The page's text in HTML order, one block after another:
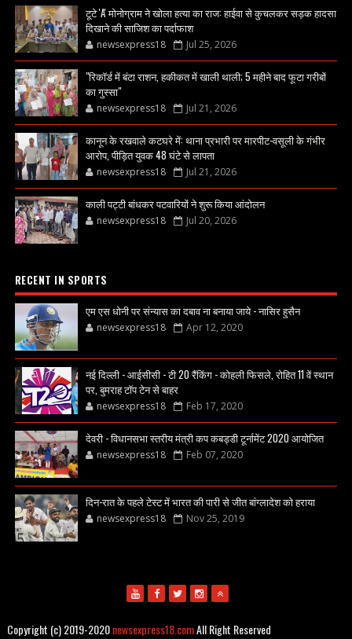
टूटे 'A' मोनोग्राम ने खोला हत्या का राज: हाईवा से कुचलकर सड़क हादसा
दिखाने की साजिश का पर्दाफाश
newsexpress18 Jul 25, 2026
"रिकॉर्ड में बंटा राशन, हकीकत में खाली थाली; 5 महीने बाद फूटा गरीबों
का गुस्सा"
newsexpress18 Jul 21, 2026
कानून के रखवाले कटघरे में: थाना प्रभारी पर मारपीट-वसूली के गंभीर
आरोप, पीड़ित युवक 48 घंटे से लापता
newsexpress18 Jul 21, 2026
काली पट्टी बांधकर पटवारियों ने शुरू किया आंदोलन
newsexpress18 Jul 20, 2026
RECENT IN SPORTS
एम एस धोनी पर संन्यास का दबाव ना बनाया जाये - नासिर हुसैन
newsexpress18 Apr 12, 2020
नई दिल्ली - आईसीसी - टी 20 रैंकिंग - कोहली फिसले, रोहित 11 वें स्थान
पर, बुमराह टॉप टेन से बाहर
newsexpress18 Feb 17, 2020
देवरी - विधानसभा स्तरीय मंत्री कप कबड्डी टूर्नामेंट 2020 आयोजित
newsexpress18 Feb 07, 2020
दिन-रात के पहले टेस्ट में भारत की पारी से जीत बांग्लादेश को हराया
newsexpress18 Nov 25, 2019
Copyright (c) 2019-2020newsexpress18.comAll Right Reserved